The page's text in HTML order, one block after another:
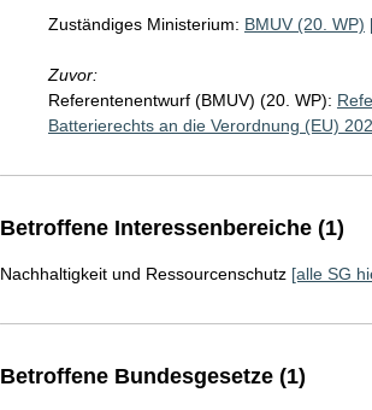
Zuständiges Ministerium: BMUV (20. WP)
Zuvor:
Referentenentwurf (BMUV) (20. WP):
Batterierechts an die Verordnung (EU)
Betroffene Interessenbereiche (1)
Nachhaltigkeit und Ressourcenschutz [alle SG
Betroffene Bundesgesetze (1)